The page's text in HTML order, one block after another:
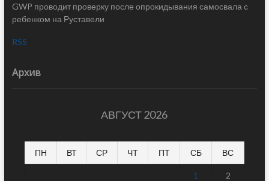
GWP проводит проверку после опрокидывания самосвала с
ребенком на Руставели
RSS
Архив
АВГУСТ 2026
ПН ВТ СР ЧТ ПТ СБ ВС
1 2